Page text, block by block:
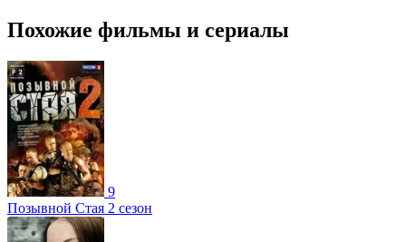
Похожие фильмы и сериалы
9
Позывной Стая 2 сезон